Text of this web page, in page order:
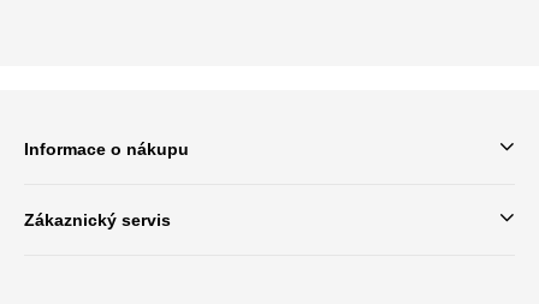
Informace o nákupu
Zákaznický servis